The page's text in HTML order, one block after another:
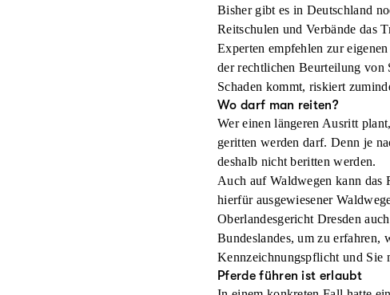
Bisher gibt es in Deutschland
Reitschulen und Verbände das
Experten empfehlen zur
der rechtlichen Beurteilung von
Schaden kommt, riskiert
Wo darf man reiten?
Wer einen längeren Ausritt
geritten werden darf. Denn je
deshalb nicht beritten werden.
Auch auf Waldwegen kann das
hierfür ausgewiesener
Oberlandesgericht Dresden
Bundeslandes, um zu erfahren,
Kennzeichnungspflicht und Sie
Pferde führen ist erlaubt